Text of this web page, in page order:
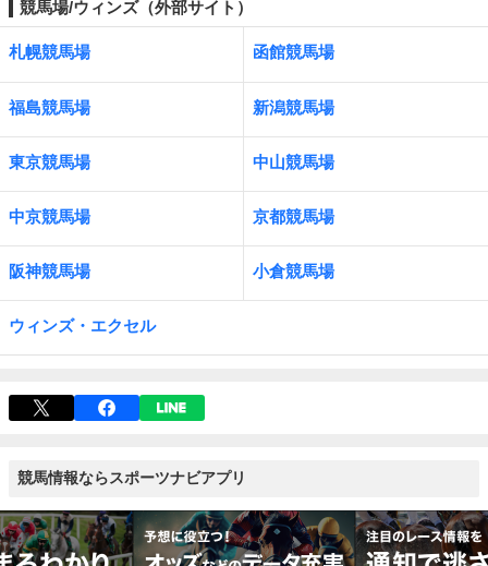
競馬場/ウィンズ（外部サイト）
札幌競馬場 函館競馬場
福島競馬場 新潟競馬場
東京競馬場 中山競馬場
中京競馬場 京都競馬場
阪神競馬場 小倉競馬場
ウィンズ・エクセル
競馬情報ならスポーツナビアプリ